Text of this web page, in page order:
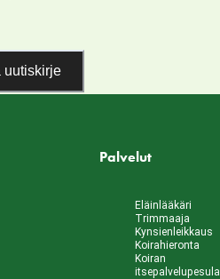
uutiskirje
Palvelut
Eläinlääkäri
Trimmaaja
Kynsienleikkaus
Koirahieronta
Koiran
itsepalvelupesula